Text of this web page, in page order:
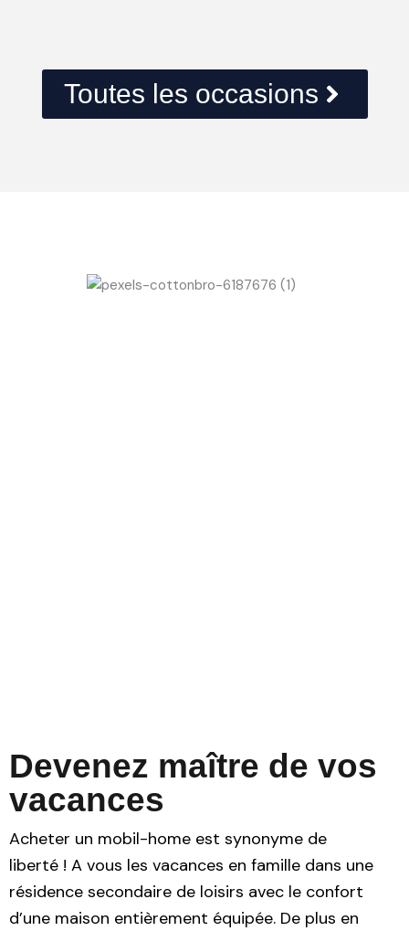
Toutes les occasions
Devenez maître de vos
vacances
Acheter un mobil-home est synonyme de
liberté ! A vous les vacances en famille dans une
résidence secondaire de loisirs avec le confort
d’une maison entièrement équipée. De plus en